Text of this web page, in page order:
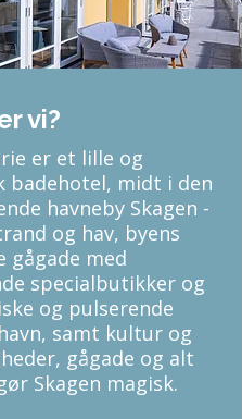
vi?
er et lille og
badehotel, midt i den
havneby Skagen -
og hav, byens
gågade med
specialbutikker og
og pulserende
samt kultur og
gågade og alt
Skagen magisk.